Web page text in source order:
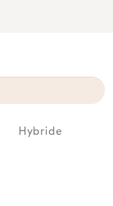
Hybride